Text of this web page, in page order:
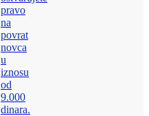
pravo
na
povrat
novca
u
iznosu
od
9.000
dinara.